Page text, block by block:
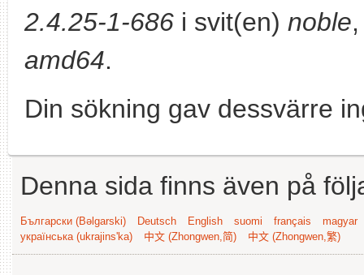
2.4.25-1-686 i svit(en) noble
amd64.
Din sökning gav dessvärre
Denna sida finns även på
Български (Bəlgarski) Deutsch English suomi français
magyar
українська (ukrajins'ka)
中文 (Zhongwen,简) 中文 (Zhongwen,繁)